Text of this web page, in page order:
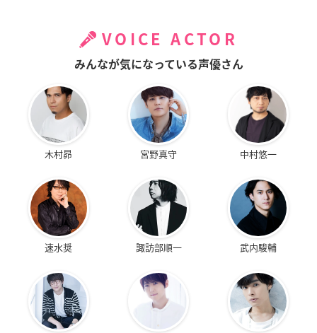
VOICE ACTOR
みんなが気になっている声優さん
木村昴 宮野真守 中村悠一
速水奨 諏訪部順一 武内駿輔